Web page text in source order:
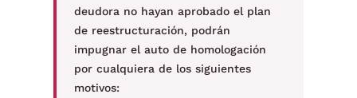
deudora no hayan aprobado el plan
de reestructuración, podrán
impugnar el auto de homologación
por cualquiera de los siguientes
motivos: